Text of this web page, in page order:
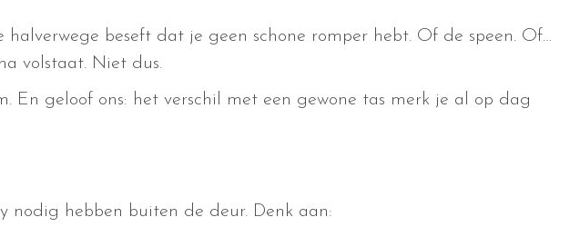
beseft dat je geen schone romper hebt. Of de speen. Of…
volstaat. Niet dus.
En geloof ons: het verschil met een gewone tas merk je al op dag
nodig hebben buiten de deur. Denk aan: